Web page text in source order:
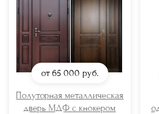
от 65 000 руб.
Полуторная металлическая
дверь МДФ с кнокером